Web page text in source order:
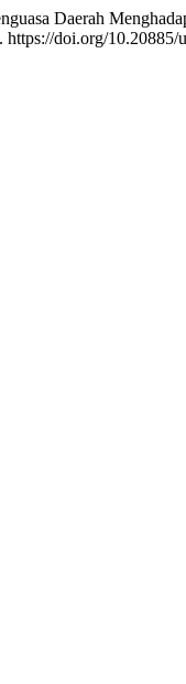
Daerah
https://doi.org/10.20885/